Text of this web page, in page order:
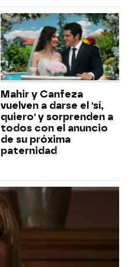
Mahir y Canfeza
vuelven a darse el 'sí,
quiero' y sorprenden a
todos con el anuncio
de su próxima
paternidad